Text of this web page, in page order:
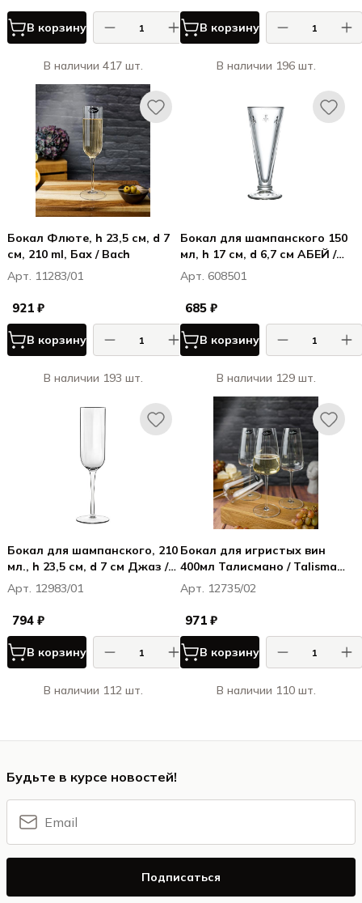
В корзину
В наличии 417 шт.
В корзину
В наличии 196 шт.
Бокал Флюте, h 23,5 см, d 7
см, 210 ml, Бах / Bach
Арт. 11283/01
921 ₽
В корзину
В наличии 193 шт.
Бокал для шампанского 150
мл, h 17 см, d 6,7 см АБЕЙ /
ABEILLE
Арт. 608501
685 ₽
В корзину
В наличии 129 шт.
Бокал для шампанского, 210
мл., h 23,5 см, d 7 см Джаз /
Jazz
Арт. 12983/01
794 ₽
В корзину
В наличии 112 шт.
Бокал для игристых вин
400мл Талисмано / Talismano
Prosecco
Арт. 12735/02
971 ₽
В корзину
В наличии 110 шт.
Будьте в курсе новостей!
Подписаться